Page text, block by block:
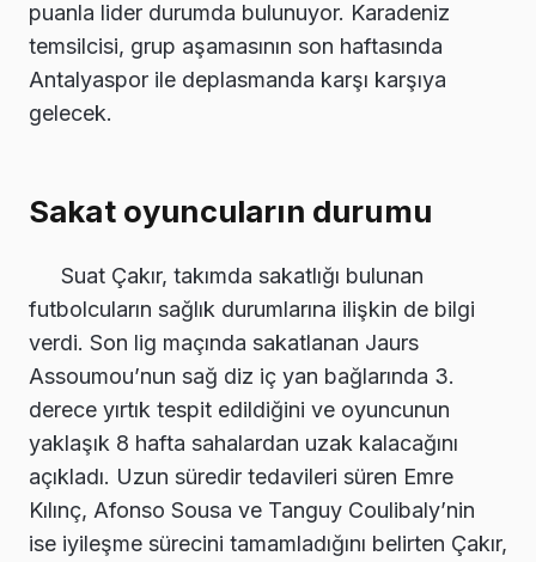
puanla lider durumda bulunuyor. Karadeniz
temsilcisi, grup aşamasının son haftasında
Antalyaspor ile deplasmanda karşı karşıya
gelecek.
Sakat oyuncuların durumu
Suat Çakır, takımda sakatlığı bulunan
futbolcuların sağlık durumlarına ilişkin de bilgi
verdi. Son lig maçında sakatlanan Jaurs
Assoumou’nun sağ diz iç yan bağlarında 3.
derece yırtık tespit edildiğini ve oyuncunun
yaklaşık 8 hafta sahalardan uzak kalacağını
açıkladı. Uzun süredir tedavileri süren Emre
Kılınç, Afonso Sousa ve Tanguy Coulibaly’nin
ise iyileşme sürecini tamamladığını belirten Çakır,